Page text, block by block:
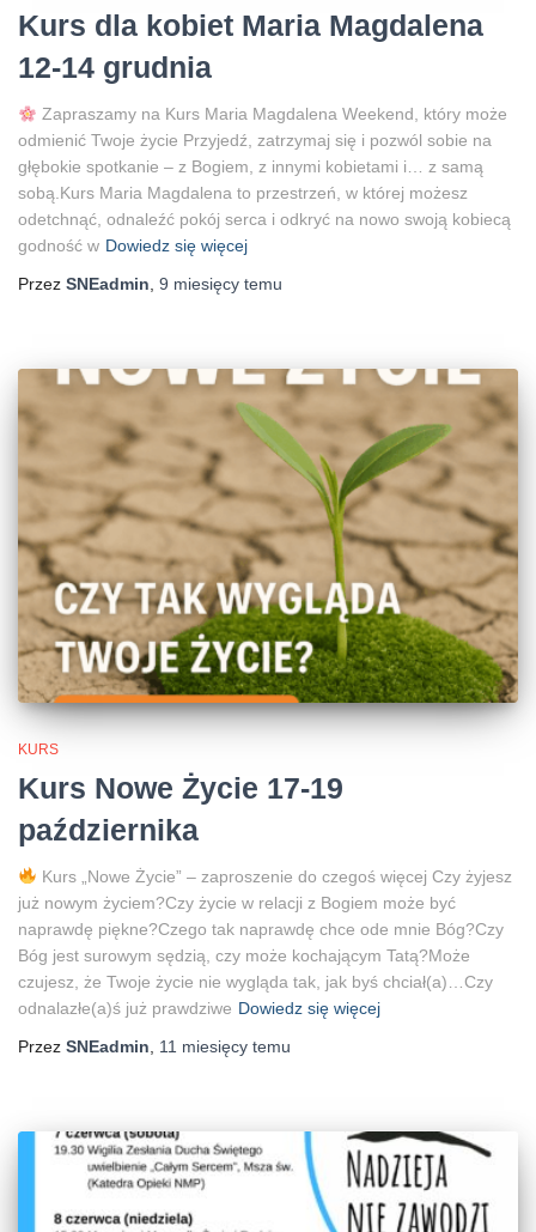
Kurs dla kobiet Maria Magdalena
12-14 grudnia
Zapraszamy na Kurs Maria Magdalena Weekend, który może
odmienić Twoje życie Przyjedź, zatrzymaj się i pozwól sobie na
głębokie spotkanie – z Bogiem, z innymi kobietami i… z samą
sobą.Kurs Maria Magdalena to przestrzeń, w której możesz
odetchnąć, odnaleźć pokój serca i odkryć na nowo swoją kobiecą
godność w Dowiedz się więcej
Przez SNEadmin, 9 miesięcy temu
KURS
Kurs Nowe Życie 17-19
października
Kurs „Nowe Życie” – zaproszenie do czegoś więcej Czy żyjesz
już nowym życiem?Czy życie w relacji z Bogiem może być
naprawdę piękne?Czego tak naprawdę chce ode mnie Bóg?Czy
Bóg jest surowym sędzią, czy może kochającym Tatą?Może
czujesz, że Twoje życie nie wygląda tak, jak byś chciał(a)…Czy
odnalazłe(a)ś już prawdziwe Dowiedz się więcej
Przez SNEadmin 11 miesięcy temu